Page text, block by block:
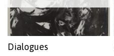
Dialogues